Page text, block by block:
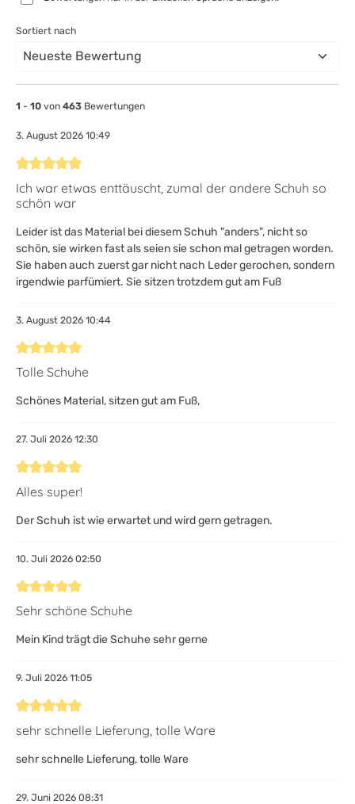
Sortiert nach
1 - 10 von 463 Bewertungen
3. August 2026 10:49
Bewertung mit 5 von 5 Sternen
Ich war etwas enttäuscht, zumal der andere Schuh so
schön war
Leider ist das Material bei diesem Schuh "anders", nicht so
schön, sie wirken fast als seien sie schon mal getragen worden.
Sie haben auch zuerst gar nicht nach Leder gerochen, sondern
irgendwie parfümiert. Sie sitzen trotzdem gut am Fuß
3. August 2026 10:44
Bewertung mit 5 von 5 Sternen
Tolle Schuhe
Schönes Material, sitzen gut am Fuß,
27. Juli 2026 12:30
Bewertung mit 5 von 5 Sternen
Alles super!
Der Schuh ist wie erwartet und wird gern getragen.
10. Juli 2026 02:50
Bewertung mit 5 von 5 Sternen
Sehr schöne Schuhe
Mein Kind trägt die Schuhe sehr gerne
9. Juli 2026 11:05
Bewertung mit 5 von 5 Sternen
sehr schnelle Lieferung, tolle Ware
sehr schnelle Lieferung, tolle Ware
29. Juni 2026 08:31